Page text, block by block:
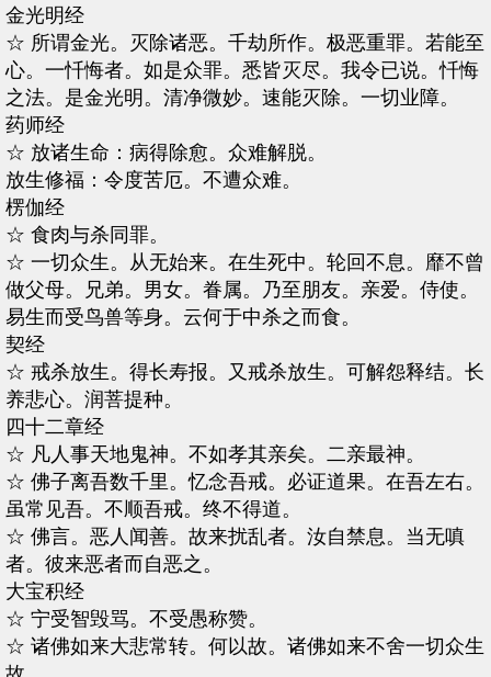
金光明经
☆ 所谓金光。灭除诸恶。千劫所作。极恶重罪。若能至
心。一忏悔者。如是众罪。悉皆灭尽。我令已说。忏悔
之法。是金光明。清净微妙。速能灭除。一切业障。
药师经
☆ 放诸生命：病得除愈。众难解脱。
放生修福：令度苦厄。不遭众难。
楞伽经
☆ 食肉与杀同罪。
☆ 一切众生。从无始来。在生死中。轮回不息。靡不曾
做父母。兄弟。男女。眷属。乃至朋友。亲爱。侍使。
易生而受鸟兽等身。云何于中杀之而食。
契经
☆ 戒杀放生。得长寿报。又戒杀放生。可解怨释结。长
养悲心。润菩提种。
四十二章经
☆ 凡人事天地鬼神。不如孝其亲矣。二亲最神。
☆ 佛子离吾数千里。忆念吾戒。必证道果。在吾左右。
虽常见吾。不顺吾戒。终不得道。
☆ 佛言。恶人闻善。故来扰乱者。汝自禁息。当无嗔
者。彼来恶者而自恶之。
大宝积经
☆ 宁受智毁骂。不受愚称赞。
☆ 诸佛如来大悲常转。何以故。诸佛如来不舍一切众生